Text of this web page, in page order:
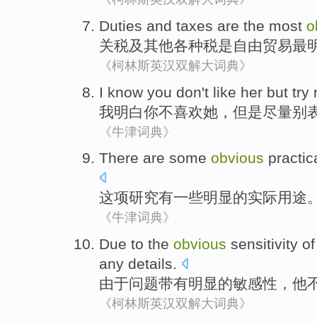
Duties and taxes are the most
关税及其他各种税是自由贸易最
《柯林斯英汉双解大词典》
I know you don't like her but try
我明白你不喜欢她 ， 但是尽量别
《牛津词典》
There are some obvious
这项研究有一些明显的实际用途
《牛津词典》
Due to the obvious sensitivity of
any details.
由于问题带有明显的敏感性 ， 他
《柯林斯英汉双解大词典》